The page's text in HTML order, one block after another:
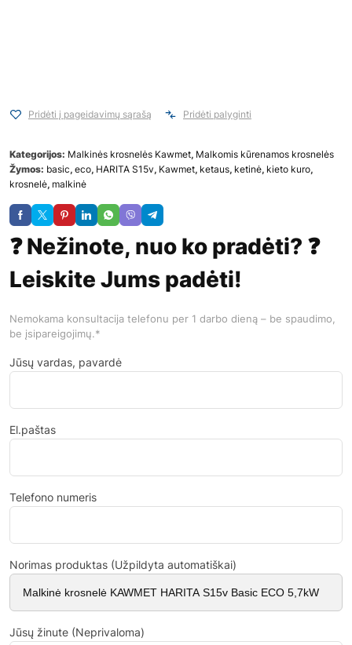
Pridėti į pageidavimų sąrašą Pridėti palyginti
Kategorijos: Malkinės krosnelės Kawmet, Malkomis kūrenamos krosnelės
Žymos: basic, eco, HARITA S15v, Kawmet, ketaus, ketinė, kieto kuro,
krosnelė, malkinė
❓ Nežinote, nuo ko pradėti? ❓
Leiskite Jums padėti!
Nemokama konsultacija telefonu per 1 darbo dieną – be spaudimo,
be įsipareigojimų.*
Jūsų vardas, pavardė
El.paštas
Telefono numeris
Norimas produktas (Užpildyta automatiškai)
Jūsų žinute (Neprivaloma)